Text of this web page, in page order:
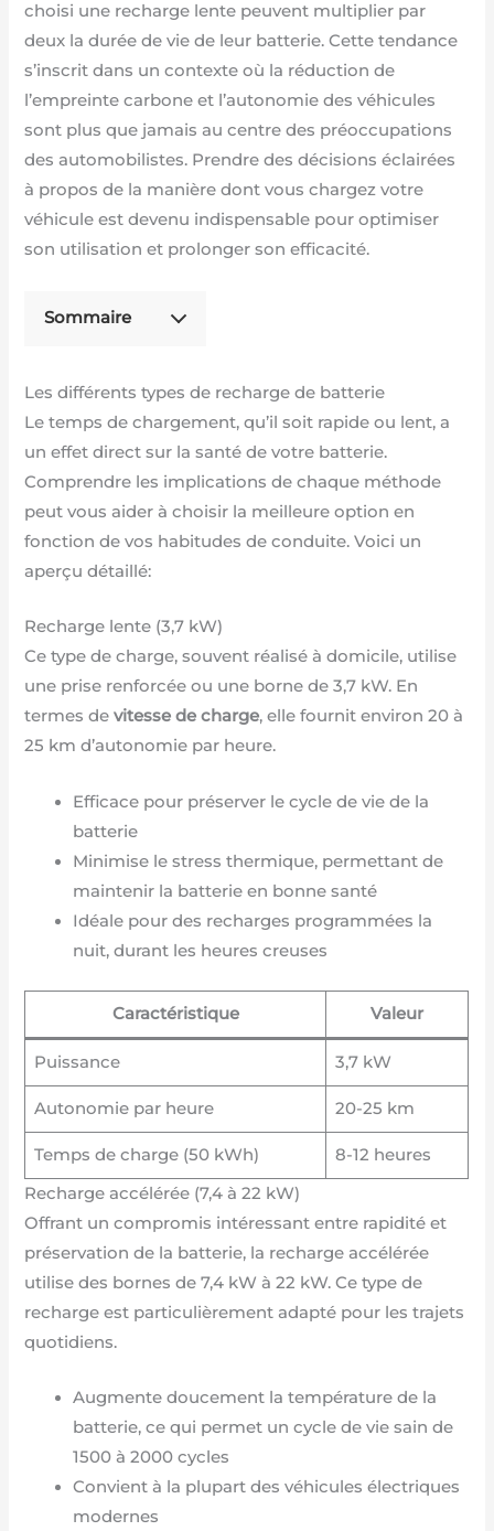
choisi une recharge lente peuvent multiplier par
deux la durée de vie de leur batterie. Cette tendance
s’inscrit dans un contexte où la réduction de
l’empreinte carbone et l’autonomie des véhicules
sont plus que jamais au centre des préoccupations
des automobilistes. Prendre des décisions éclairées
à propos de la manière dont vous chargez votre
véhicule est devenu indispensable pour optimiser
son utilisation et prolonger son efficacité.
Sommaire
Les différents types de recharge de batterie
Le temps de chargement, qu’il soit rapide ou lent, a
un effet direct sur la santé de votre batterie.
Comprendre les implications de chaque méthode
peut vous aider à choisir la meilleure option en
fonction de vos habitudes de conduite. Voici un
aperçu détaillé:
Recharge lente (3,7 kW)
Ce type de charge, souvent réalisé à domicile, utilise
une prise renforcée ou une borne de 3,7 kW. En
termes devitesse de charge, elle fournit environ 20 à
25 km d’autonomie par heure.
Efficace pour préserver le cycle de vie de la
batterie
Minimise le stress thermique, permettant de
maintenir la batterie en bonne santé
Idéale pour des recharges programmées la
nuit, durant les heures creuses
Caractéristique Valeur
Puissance 3,7 kW
Autonomie par heure 20-25 km
Temps de charge (50 kWh)
8-12 heures
Recharge accélérée (7,4 à 22 kW)
Offrant un compromis intéressant entre rapidité et
préservation de la batterie, la recharge accélérée
utilise des bornes de 7,4 kW à 22 kW. Ce type de
recharge est particulièrement adapté pour les trajets
quotidiens.
Augmente doucement la température de la
batterie, ce qui permet un cycle de vie sain de
1500 à 2000 cycles
Convient à la plupart des véhicules électriques
modernes